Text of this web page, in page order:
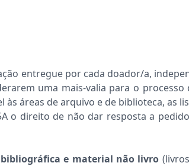
entregue por cada doador/a,
uma mais-valia para o
áreas de arquivo e de biblioteca, as
o direito de não dar resposta a
e material não livro